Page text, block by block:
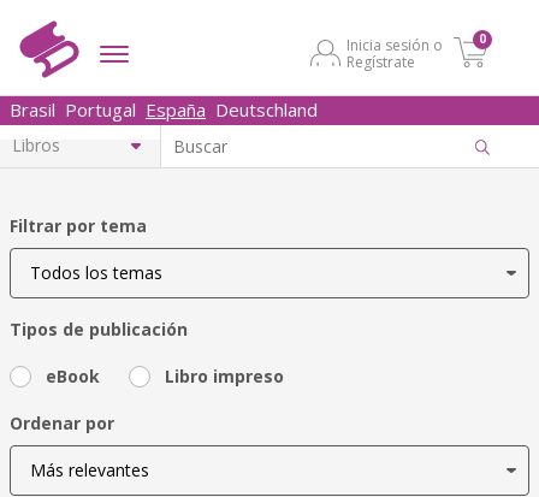
Inicia sesión o
Regístrate
0
Brasil Portugal España Deutschland
Filtrar por tema
Tipos de publicación
eBook Libro impreso
Ordenar por